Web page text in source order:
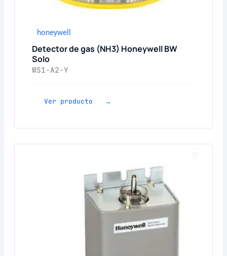
honeywell
Detector de gas (NH3) Honeywell BW
Solo
WS1-A2-Y
Ver producto →